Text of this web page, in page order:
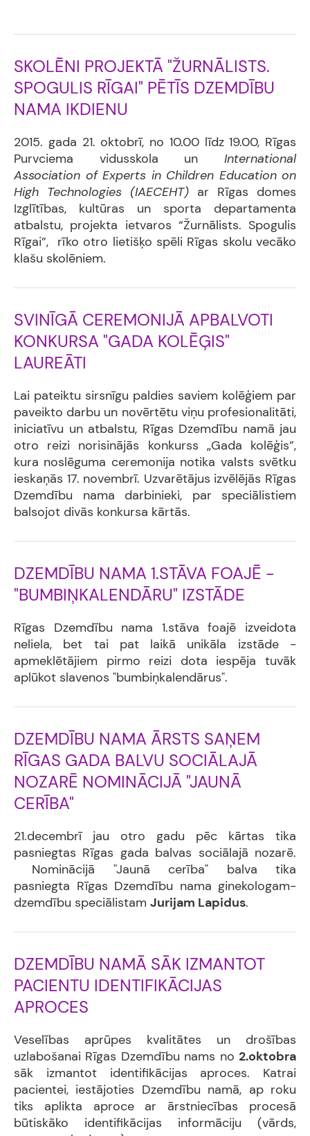
SKOLĒNI PROJEKTĀ "ŽURNĀLISTS.
SPOGULIS RĪGAI" PĒTĪS DZEMDĪBU
NAMA IKDIENU
2015. gada 21. oktobrī, no 10.00 līdz 19.00, Rīgas
Purvciema vidusskola un International
Association of Experts in Children Education on
High Technologies (IAECEHT) ar Rīgas domes
Izglītības, kultūras un sporta departamenta
atbalstu, projekta ietvaros “Žurnālists. Spogulis
Rīgai”, rīko otro lietišķo spēli Rīgas skolu vecāko
klašu skolēniem.
SVINĪGĀ CEREMONIJĀ APBALVOTI
KONKURSA "GADA KOLĒĢIS"
LAUREĀTI
Lai pateiktu sirsnīgu paldies saviem kolēģiem par
paveikto darbu un novērtētu viņu profesionalitāti,
iniciatīvu un atbalstu, Rīgas Dzemdību namā jau
otro reizi norisinājās konkurss „Gada kolēģis”,
kura noslēguma ceremonija notika valsts svētku
ieskaņās 17. novembrī. Uzvarētājus izvēlējās Rīgas
Dzemdību nama darbinieki, par speciālistiem
balsojot divās konkursa kārtās.
DZEMDĪBU NAMA 1.STĀVA FOAJĒ -
"BUMBIŅKALENDĀRU" IZSTĀDE
Rīgas Dzemdību nama 1.stāva foajē izveidota
neliela, bet tai pat laikā unikāla izstāde -
apmeklētājiem pirmo reizi dota iespēja tuvāk
aplūkot slavenos "bumbiņkalendārus".
DZEMDĪBU NAMA ĀRSTS SAŅEM
RĪGAS GADA BALVU SOCIĀLAJĀ
NOZARĒ NOMINĀCIJĀ "JAUNĀ
CERĪBA"
21.decembrī jau otro gadu pēc kārtas tika
pasniegtas Rīgas gada balvas sociālajā nozarē.
Nominācijā "Jaunā cerība" balva tika
pasniegta Rīgas Dzemdību nama ginekologam-
dzemdību speciālistam Jurijam Lapidus.
DZEMDĪBU NAMĀ SĀK IZMANTOT
PACIENTU IDENTIFIKĀCIJAS
APROCES
Veselības aprūpes kvalitātes un drošības
uzlabošanai Rīgas Dzemdību nams no 2.oktobra
sāk izmantot identifikācijas aproces. Katrai
pacientei, iestājoties Dzemdību namā, ap roku
tiks aplikta aproce ar ārstniecības procesā
būtiskāko identifikācijas informāciju (vārds,